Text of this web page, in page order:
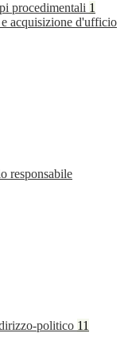
procedimentali 1
acquisizione d'ufficio
responsabile
politico 11